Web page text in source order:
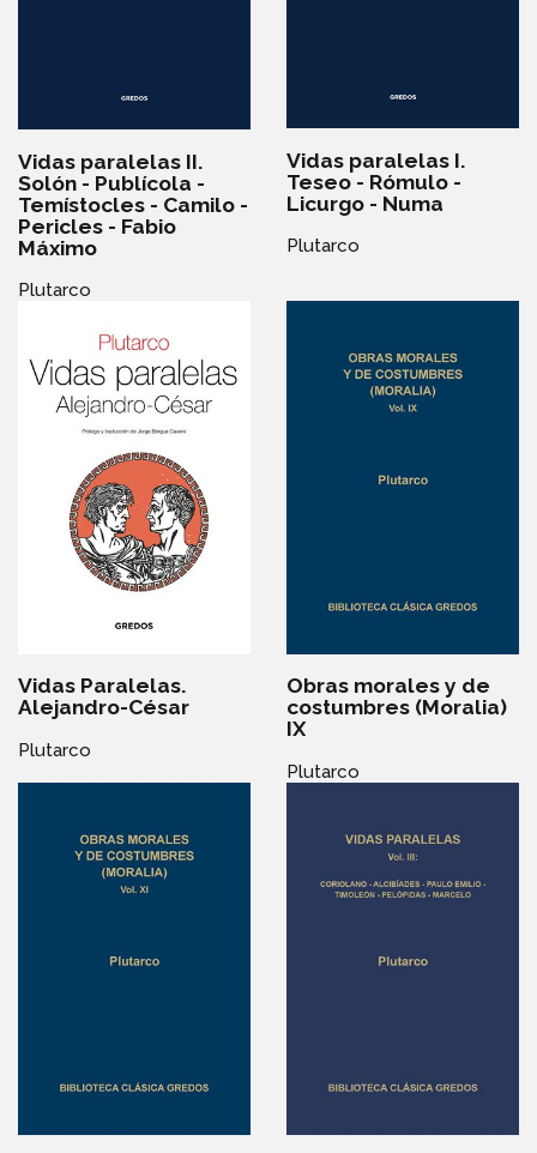
Vidas paralelas II.
Solón - Publícola -
Temístocles - Camilo -
Pericles - Fabio
Máximo
Plutarco
Vidas paralelas I.
Teseo - Rómulo -
Licurgo - Numa
Plutarco
Vidas Paralelas.
Alejandro-César
Plutarco
Obras morales y de
costumbres (Moralia)
IX
Plutarco